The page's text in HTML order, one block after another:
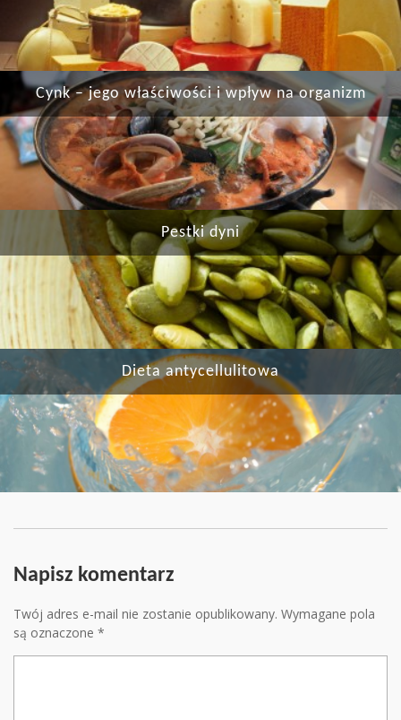
Cynk – jego właściwości i wpływ na organizm
Pestki dyni
Dieta antycellulitowa
Napisz komentarz
Twój adres e-mail nie zostanie opublikowany. Wymagane pola
są oznaczone *